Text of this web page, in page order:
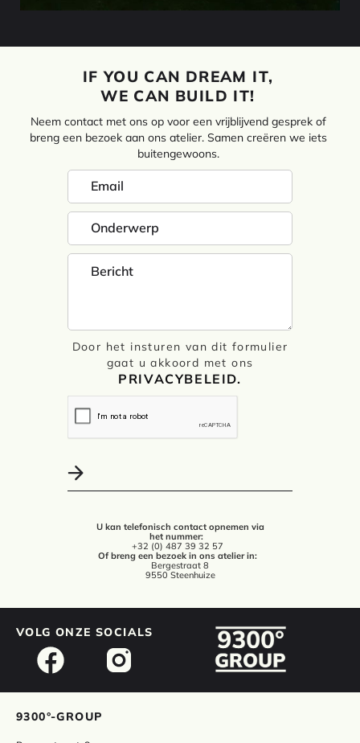
IF YOU CAN DREAM IT,
WE CAN BUILD IT!
Neem contact met ons op voor een vrijblijvend gesprek of
breng een bezoek aan ons atelier. Samen creëren we iets
buitengewoons.
Door het insturen van dit formulier
gaat u akkoord met ons
PRIVACYBELEID.
U kan telefonisch contact opnemen via
het nummer:
+32 (0) 487 39 32 57
Of breng een bezoek in ons atelier in:
Bergestraat 8
9550 Steenhuize
VOLG ONZE SOCIALS
9300°-GROUP